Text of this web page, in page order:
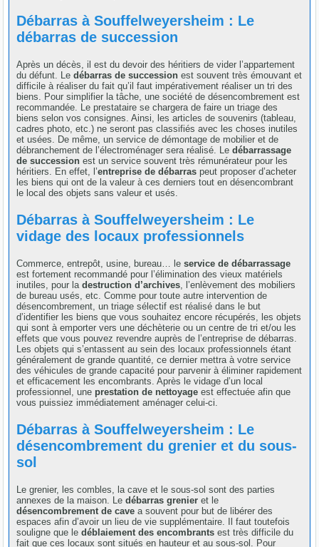
Débarras à Souffelweyersheim : Le
débarras de succession
Après un décès, il est du devoir des héritiers de vider l’appartement
du défunt. Ledébarras de succession est souvent très émouvant et
difficile à réaliser du fait qu’il faut impérativement réaliser un tri des
biens. Pour simplifier la tâche, une société de désencombrement est
recommandée. Le prestataire se chargera de faire un triage des
biens selon vos consignes. Ainsi, les articles de souvenirs (tableau,
cadres photo, etc.) ne seront pas classifiés avec les choses inutiles
et usées. De même, un service de démontage de mobilier et de
débranchement de l’électroménager sera réalisé. Ledébarrassage
de succession est un service souvent très rémunérateur pour les
héritiers. En effet, l’entreprise de débarras peut proposer d’acheter
les biens qui ont de la valeur à ces derniers tout en désencombrant
le local des objets sans valeur et usés.
Débarras à Souffelweyersheim : Le
vidage des locaux professionnels
Commerce, entrepôt, usine, bureau… leservice de débarrassage
est fortement recommandé pour l’élimination des vieux matériels
inutiles, pour ladestruction d’archives , l’enlèvement des mobiliers
de bureau usés, etc. Comme pour toute autre intervention de
désencombrement, un triage sélectif est réalisé dans le but
d’identifier les biens que vous souhaitez encore récupérés, les objets
qui sont à emporter vers une déchèterie ou un centre de tri et/ou les
effets que vous pouvez revendre auprès de l’entreprise de débarras.
Les objets qui s’entassent au sein des locaux professionnels étant
généralement de grande quantité, ce dernier mettra à votre service
des véhicules de grande capacité pour parvenir à éliminer rapidement
et efficacement les encombrants. Après le vidage d’un local
professionnel, une prestation de nettoyage est effectuée afin que
vous puissiez immédiatement aménager celui-ci.
Débarras à Souffelweyersheim : Le
désencombrement du grenier et du sous-
sol
Le grenier, les combles, la cave et le sous-sol sont des parties
annexes de la maison. Ledébarras grenier et le
désencombrement de cave a souvent pour but de libérer des
espaces afin d’avoir un lieu de vie supplémentaire. Il faut toutefois
souligne que ledéblaiement des encombrants est très difficile du
fait que ces locaux sont situés en hauteur et au sous-sol. Pour